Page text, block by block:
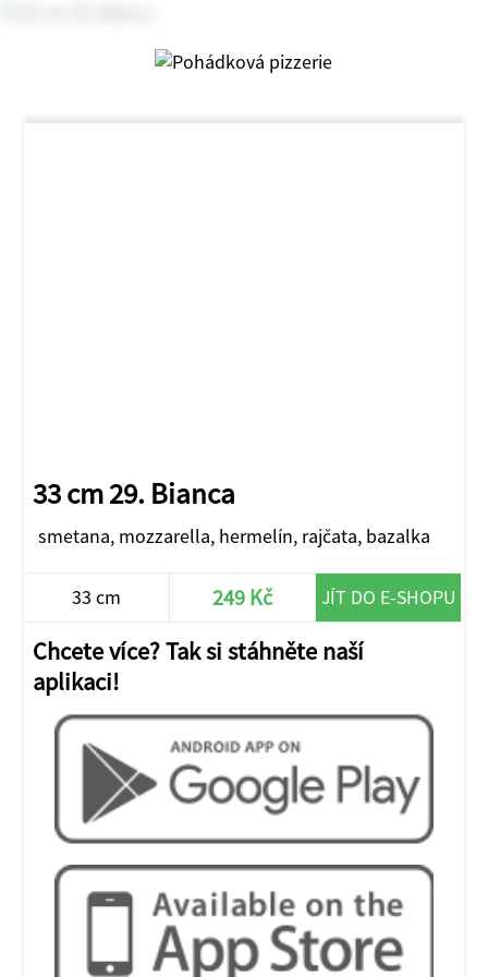
33 cm 29. Bianca
smetana, mozzarella, hermelín, rajčata, bazalka
33 cm 249 Kč JÍT DO E-SHOPU
Chcete více? Tak si stáhněte naší
aplikaci!